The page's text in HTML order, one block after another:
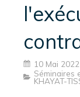
10 Mai 2022
Séminaires
KHAYAT-